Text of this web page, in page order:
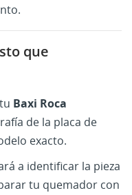
que
Baxi Roca
de la placa de
exacto.
a identificar la pieza
tu quemador con